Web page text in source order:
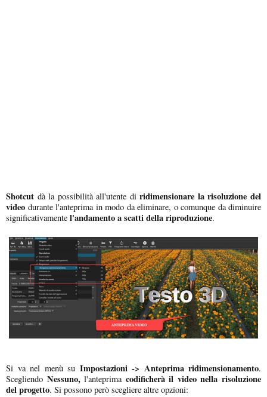
Shotcut dà la possibilità all'utente diridimensionare la risoluzione del
video durante l'anteprima in modo da eliminare, o comunque da diminuire
significativamente l'andamento a scatti della riproduzione.
Si va nel menù su Impostazioni -> Anteprima ridimensionamento.
Scegliendo Nessuno,l'anteprima codificherà il video nella risoluzione
del progetto. Si possono però scegliere altre opzioni: